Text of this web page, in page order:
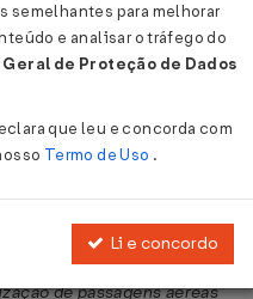
22/10/1998
em 23 out 1998
de passagens aéreas
para melhorar
e analisar o tráfego do
Geral de Proteção de Dados
que leu e concorda com
Termo de Uso .
Li e concordo